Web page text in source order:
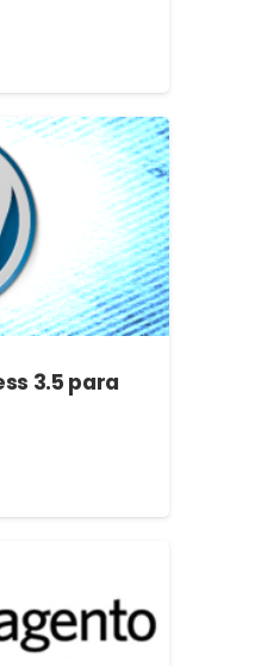
3.5 para